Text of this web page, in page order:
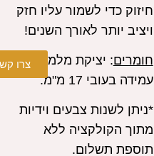
חיזוק כדי לשמור עליו חזק
ויציב יותר לאורך השנים!
חומרים: יציקת מלמין
עמידה בעובי 17 מ"מ.
*ניתן לשנות צבעים וידיות
מתוך הקולקציה ללא
תוספת תשלום.
צרו